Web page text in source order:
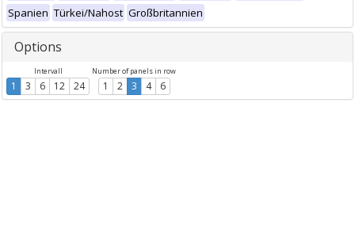
Spanien Türkei/Nahost Großbritannien
Options
Intervall
1 3 6 12 24
Number of panels in row
1 2 3 4 6